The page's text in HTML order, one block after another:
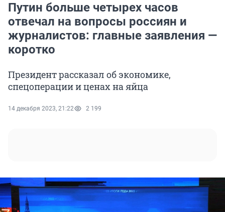
Путин больше четырех часов
отвечал на вопросы россиян и
журналистов: главные заявления —
коротко
Президент рассказал об экономике,
спецоперации и ценах на яйца
14 декабря 2023, 21:22 2 199